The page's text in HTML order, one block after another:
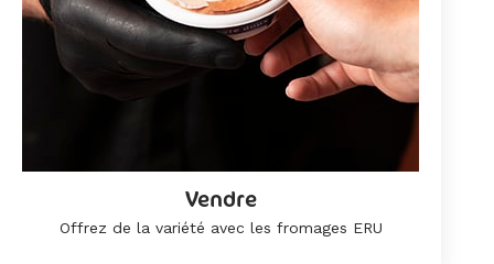
Vendre
Offrez de la variété avec les fromages ERU